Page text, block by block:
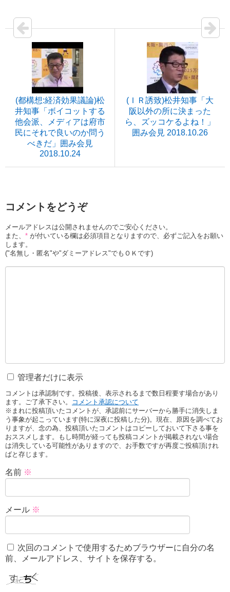
(都構想:経済効果議論)松
井知事「ボイコットする
他会派、メディアは府市
民にそれで良いのか問う
べきだ」囲み会見
2018.10.24
(ＩＲ誘致)松井知事「大
阪以外の所に決まった
ら、ズッコケるよね！」
囲み会見 2018.10.26
コメントをどうぞ
メールアドレスは公開されませんのでご安心ください。
また、 * が付いている欄は必須項目となりますので、必ずご記入をお願い
します。
("名無し・匿名"や"ダミーアドレス"でもＯＫです)
管理者だけに表示
コメントは承認制です。投稿後、表示されるまで数日程要す場合があり
ます。ご了承下さい。
コメント承認について
※まれに投稿頂いたコメントが、承認前にサーバーから勝手に消失しま
う事象が起こっています(特に深夜に投稿した分)。現在、原因を調べてお
りますが、念の為、投稿頂いたコメントはコピーしておいて下さる事を
おススメします。もし時間が経っても投稿コメントが掲載されない場合
は消失している可能性がありますので、お手数ですが再度ご投稿頂けれ
ばと存じます。
名前 ※
メール ※
次回のコメントで使用するためブラウザーに自分の名
前、メールアドレス、サイトを保存する。